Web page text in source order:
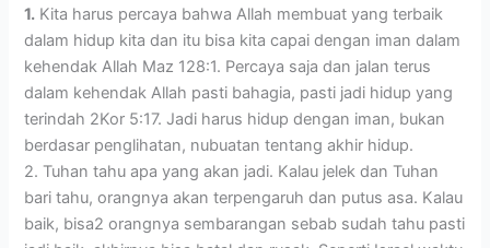
1. Kita harus percaya bahwa Allah membuat yang terbaik
dalam hidup kita dan itu bisa kita capai dengan iman dalam
kehendak Allah Maz 128:1. Percaya saja dan jalan terus
dalam kehendak Allah pasti bahagia, pasti jadi hidup yang
terindah 2Kor 5:17. Jadi harus hidup dengan iman, bukan
berdasar penglihatan, nubuatan tentang akhir hidup.
2. Tuhan tahu apa yang akan jadi. Kalau jelek dan Tuhan
bari tahu, orangnya akan terpengaruh dan putus asa. Kalau
baik, bisa2 orangnya sembarangan sebab sudah tahu pasti